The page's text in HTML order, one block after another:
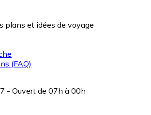
plans et idées de voyage
(FAQ)
- Ouvert de 07h à 00h